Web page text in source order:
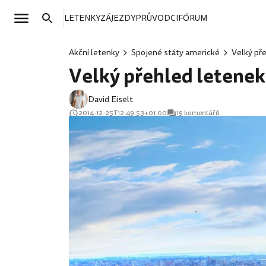
LETENKYZÁJEZDYPRŮVODCIFÓRUM
Akční letenky Spojené státy americké Velký
Velký přehled
David Eiselt
2014-12-25T12:49:53+01:00 19 komentářů